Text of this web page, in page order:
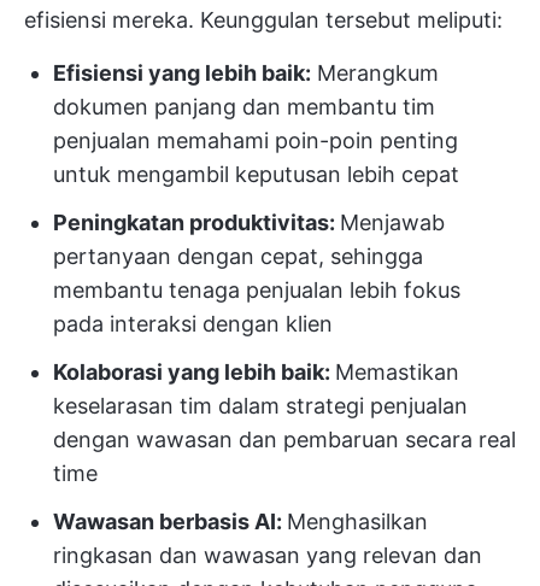
efisiensi mereka. Keunggulan tersebut meliputi:
Efisiensi yang lebih baik: Merangkum
dokumen panjang dan membantu tim
penjualan memahami poin-poin penting
untuk mengambil keputusan lebih cepat
Peningkatan produktivitas: Menjawab
pertanyaan dengan cepat, sehingga
membantu tenaga penjualan lebih fokus
pada interaksi dengan klien
Kolaborasi yang lebih baik: Memastikan
keselarasan tim dalam strategi penjualan
dengan wawasan dan pembaruan secara real
time
Wawasan berbasis AI: Menghasilkan
ringkasan dan wawasan yang relevan dan